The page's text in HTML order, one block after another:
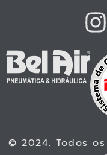
© 2024. Todos